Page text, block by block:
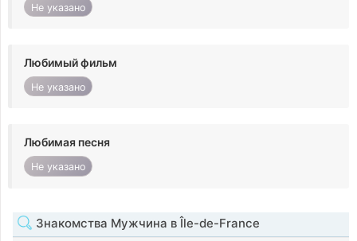
Не указано
Любимый фильм
Не указано
Любимая песня
Не указано
Знакомства Мужчина в Île-de-France